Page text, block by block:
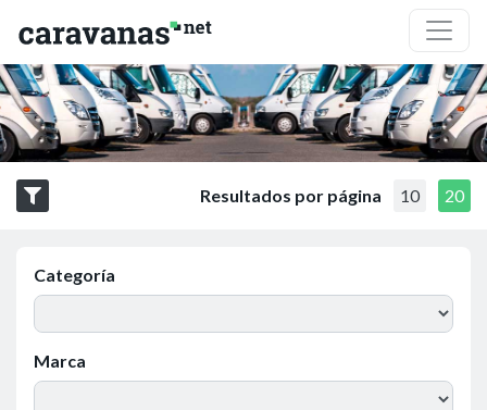
Resultados por página 10 20
Categoría
Marca